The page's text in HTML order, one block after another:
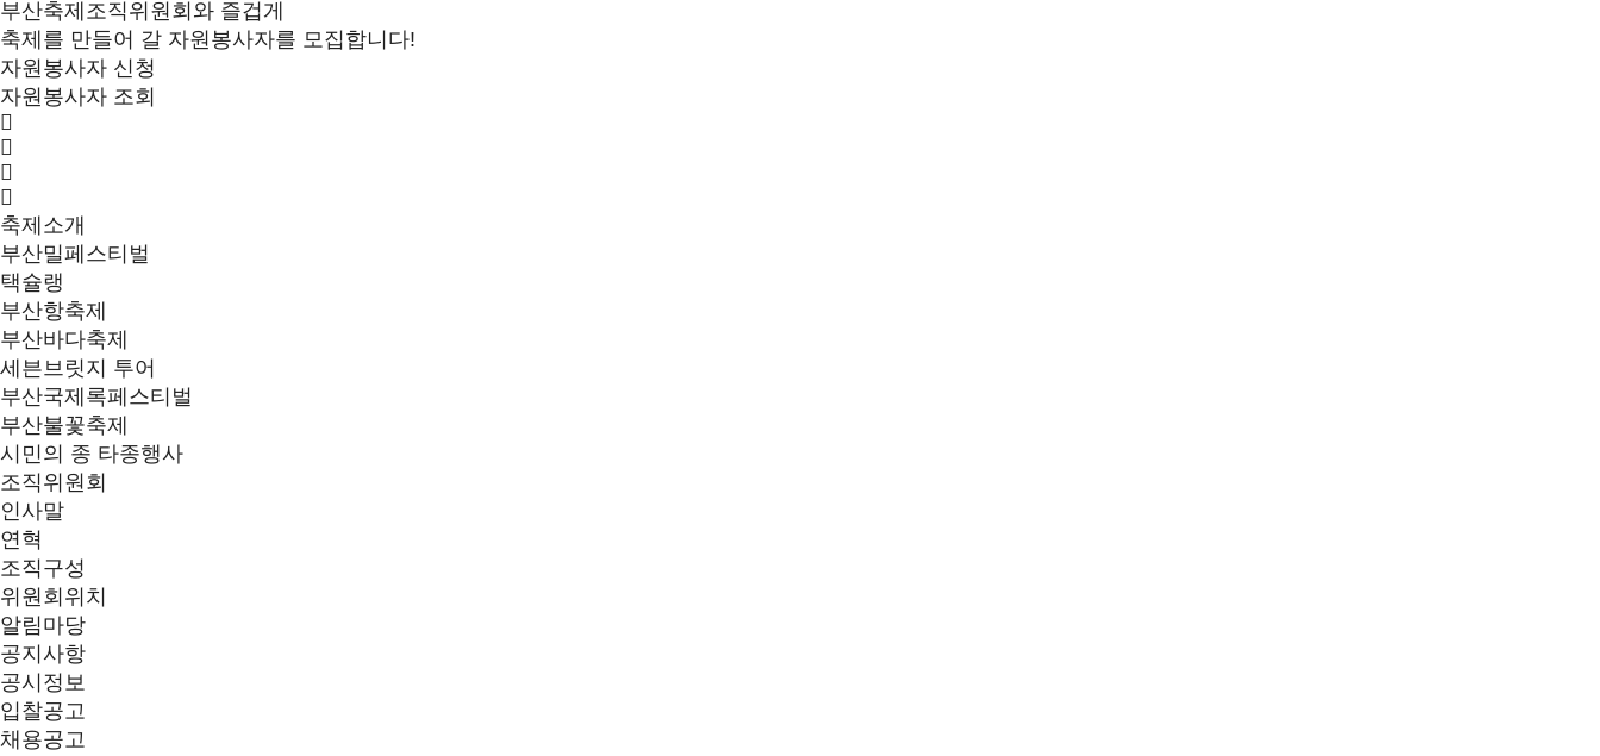
부산축제조직위원회와 즐겁게
축제를 만들어 갈 자원봉사자를 모집합니다!
자원봉사자 신청
자원봉사자 조회
축제소개
부산밀페스티벌
택슐랭
부산항축제
부산바다축제
세븐브릿지 투어
부산국제록페스티벌
부산불꽃축제
시민의 종 타종행사
조직위원회
인사말
연혁
조직구성
위원회위치
알림마당
공지사항
공시정보
입찰공고
채용공고